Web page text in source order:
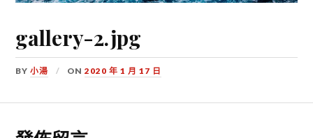
gallery-2.jpg
BY小湯 ON2020 年 1 月 17 日